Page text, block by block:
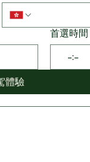
首選時間
:
體驗